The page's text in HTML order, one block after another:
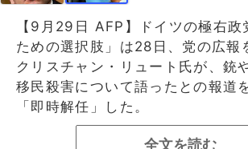
【9月29日 AFP】ドイツの極右政
ための選択肢」は28日、党の広報
クリスチャン・リュート氏が、銃
移民殺害について語ったとの報道
「即時解任」した。
全文を読む